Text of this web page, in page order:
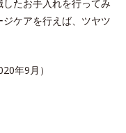
たお手入れを行ってみ
ケアを行えば、ツヤツ
年9月）